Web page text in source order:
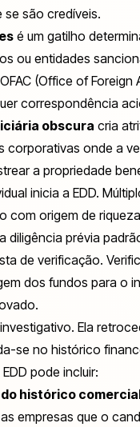
se são credíveis.
é um gatilho
ou entidades
(Office of
correspondência
obscura cria
corporativas onde a
a propriedade
inicia a EDD.
com origem de
diligência prévia
de verificação.
dos fundos para o
Ela
se no histórico
pode incluir:
histórico
empresas que o